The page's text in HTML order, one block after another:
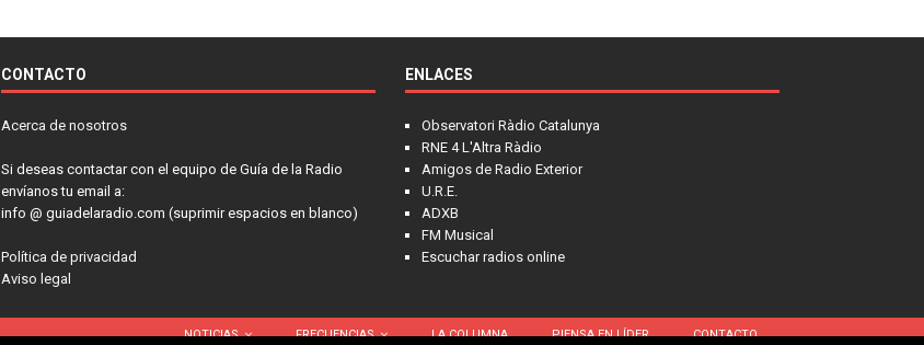
CONTACTO
Acerca de nosotros
Si deseas contactar con el equipo de Guía de la Radio
envíanos tu email a:
info @ guiadelaradio.com (suprimir espacios en blanco)
Política de privacidad
Aviso legal
ENLACES
Observatori Ràdio Catalunya
RNE 4 L'Altra Ràdio
Amigos de Radio Exterior
U.R.E.
ADXB
FM Musical
Escuchar radios online
NOTICIAS FRECUENCIAS LA COLUMNA PIENSA EN LÍDER CONTACTO